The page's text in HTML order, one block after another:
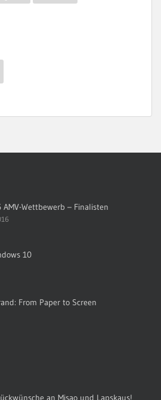
AMV-Wettbewerb – Finalisten
10
From Paper to Screen
an Misao und Lapskaus!